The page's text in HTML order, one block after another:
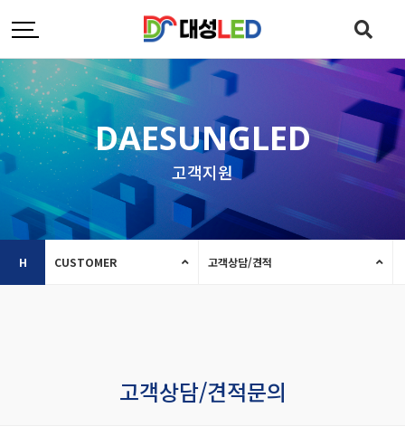
DAESUNGLED
고객지원
H CUSTOMER 고객상담/견적
고객상담/견적문의